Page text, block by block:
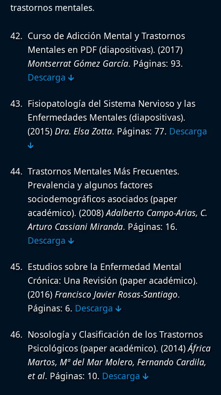
trastornos mentales.
Curso de Adicción Mental y Trastornos
Mentales en PDF (diapositivas). (2017)
Montserrat Gómez García. Páginas: 93.
Descarga 🡳
Fisiopatología del Sistema Nervioso y las
Enfermedades Mentales (diapositivas).
(2015) Dra. Elsa Zotta. Páginas: 77. Descarga
🡳
Trastornos Mentales Más Frecuentes.
Prevalencia y algunos factores
sociodemográficos asociados (paper
académico). (2008)Adalberto Campo-Arias, C.
Arturo Cassiani Miranda. Páginas: 16.
Descarga 🡳
Estudios sobre la Enfermedad Mental
Crónica: Una Revisión (paper académico).
(2016) Francisco Javier Rosas-Santiago.
Páginas: 6. Descarga 🡳
Nosología y Clasificación de los Trastornos
Psicológicos (paper académico). (2014)África
Martos, Mª del Mar Molero, Fernando Cardila,
et al. Páginas: 10. Descarga 🡳